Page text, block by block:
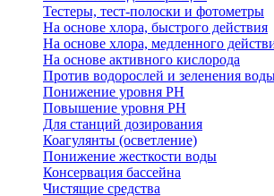
Тестеры, тест-полоски и фотометры
На основе хлора, быстрого действия
На основе хлора, медленного
На основе активного кислорода
Против водорослей и зеленения
Понижение уровня РН
Повышение уровня РН
Для станций дозирования
Коагулянты (осветление)
Понижение жесткости воды
Консервация бассейна
Чистящие средства